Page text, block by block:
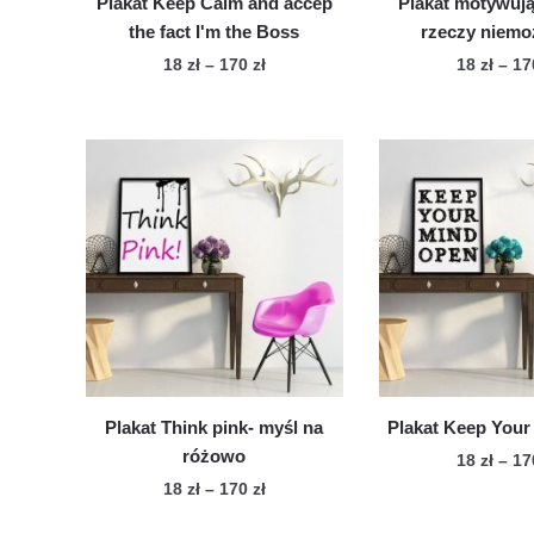
the fact I'm the Boss
18 zł – 170 złZakres
do
170 zł
produkt
ma
wariantów.
Opcje
można
wybrać
na
stronie
produktu
rzeczy
18 zł –
ma
na
Plakat Think pink- myśl na
różowo
18 zł – 170 złZakres
Plakat Keep
18 zł –